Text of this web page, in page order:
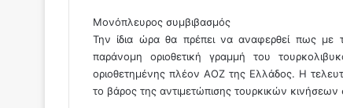
Μονόπλευρος συμβιβασμός
Την ίδια ώρα θα πρέπει να αναφερθεί πως με
παράνομη οριοθετική γραμμή του
οριοθετημένης πλέον ΑΟΖ της Ελλάδος. Η
το βάρος της αντιμετώπισης τουρκικών